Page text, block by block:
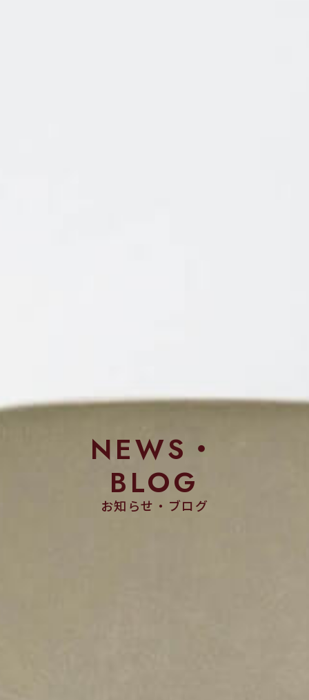
NEWS・
BLOG
お知らせ・ブログ